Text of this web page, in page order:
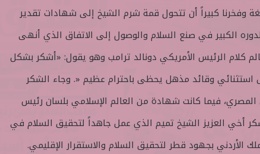
وفخرنا كبيراً أن تتحول قمة شرم الشيخ إلى شهادات تقدير
الكبير في صنع السلام والوصول إلى الاتفاق الذي أنهى
كلام الرئيس الأمريكي دونالد ترامب وهو يقول: «أشكر بشكل
وقائد مذهل يحظى باحترام عظيم «. وجاء الشكر
المصري، فيما كانت شهادة من العالم الإسلامي بلسان رئيس
أخي العزيز الشيخ تميم الذي عمل جاهداً لتحقيق السلام في
الأردني بجهود قطر لتحقيق السلام والاستقرار الإقليمي.